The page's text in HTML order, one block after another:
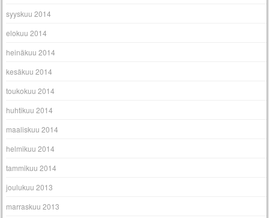
syyskuu 2014
elokuu 2014
heinäkuu 2014
kesäkuu 2014
toukokuu 2014
huhtikuu 2014
maaliskuu 2014
helmikuu 2014
tammikuu 2014
joulukuu 2013
marraskuu 2013